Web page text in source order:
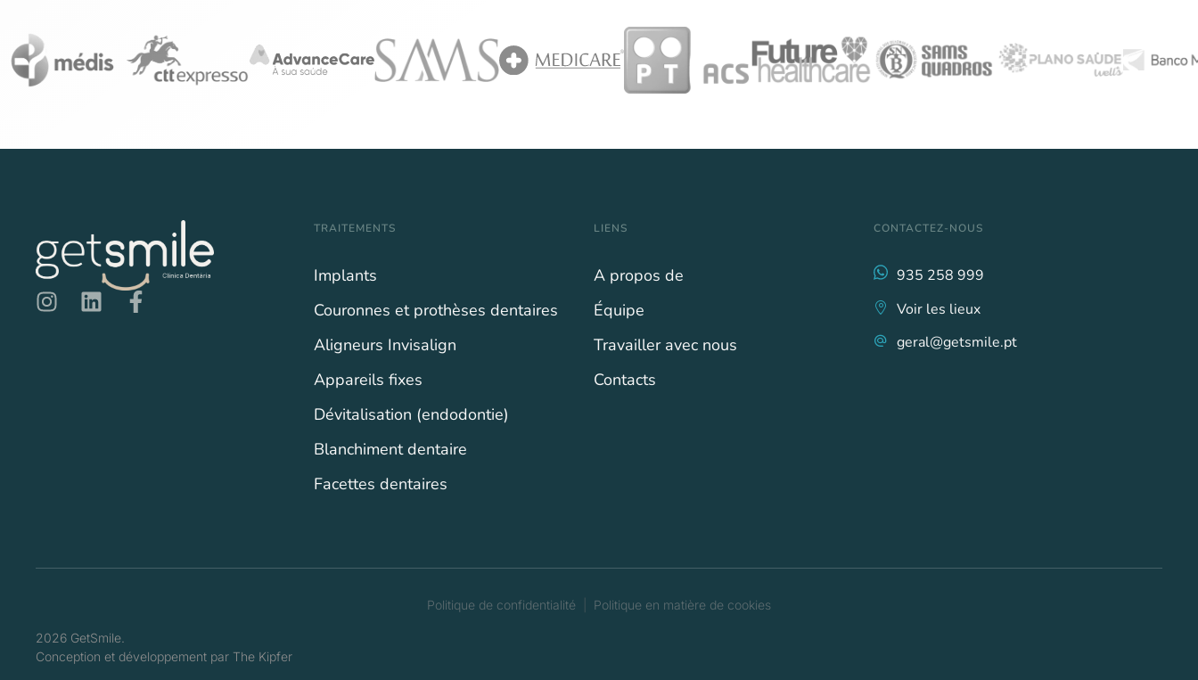
TRAITEMENTS
Implants
Couronnes et prothèses dentaires
Aligneurs Invisalign
Appareils fixes
Dévitalisation (endodontie)
Blanchiment dentaire
Facettes dentaires
LIENS
A propos de
Équipe
Travailler avec nous
Contacts
CONTACTEZ-NOUS
935 258 999
Voir les lieux
geral@getsmile.pt
Politique de confidentialité Politique en matière de cookies
2026 GetSmile.
Conception et développement par The Kipfer